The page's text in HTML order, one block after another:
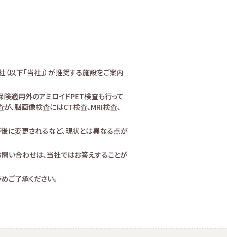
以下「当社」）が推奨する施設をご案内
適用外のアミロイドPET検査も行って
、脳画像検査にはCT検査、MRI検査、
に変更されるなど、現状とは異なる点が
い合わせは、当社ではお答えすることが
ご了承ください。